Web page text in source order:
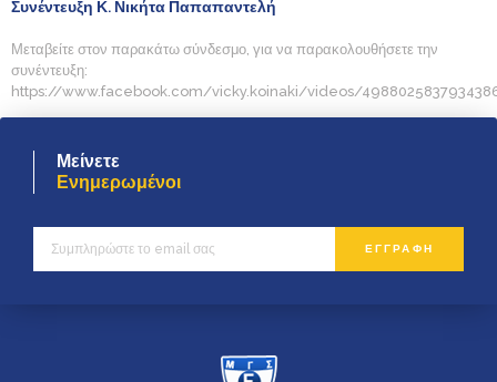
Συνέντευξη Κ. Νικήτα Παπαπαντελή
Μεταβείτε στον παρακάτω σύνδεσμο, για να παρακολουθήσετε την
συνέντευξη:
https://www.facebook.com/vicky.koinaki/videos/
Μείνετε
Ενημερωμένοι
ΕΓΓΡΑΦΗ